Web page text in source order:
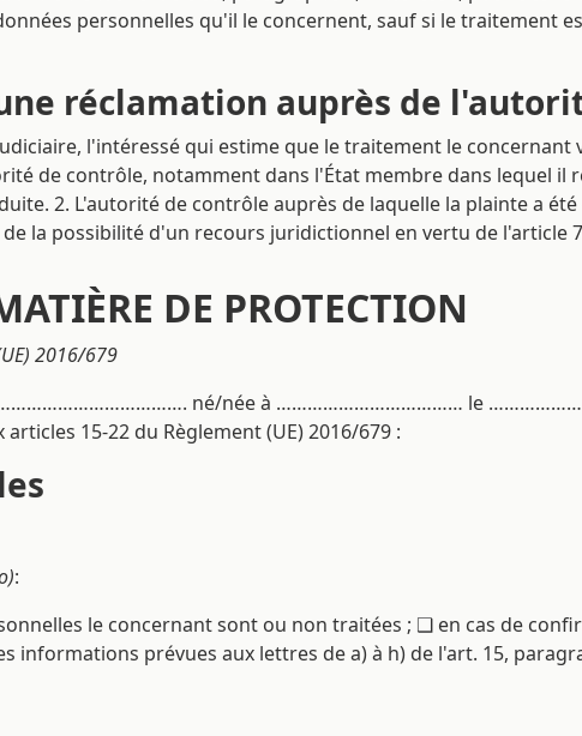
personnelles qu'il le concernent, sauf si le traitement
réclamation auprès de
l'intéressé qui estime que le traitement le concernant
de contrôle, notamment dans l'État membre dans lequel il
2. L'autorité de contrôle auprès de laquelle la plainte a
la possibilité d'un recours juridictionnel en vertu de l'article
DE PROTECTION
2016/679
né/née à ……………………………… le
15-22 du Règlement (UE) 2016/679 :
:
le concernant sont ou non traitées ; ❑ en cas de
informations prévues aux lettres de a) à h) de l'art. 15,